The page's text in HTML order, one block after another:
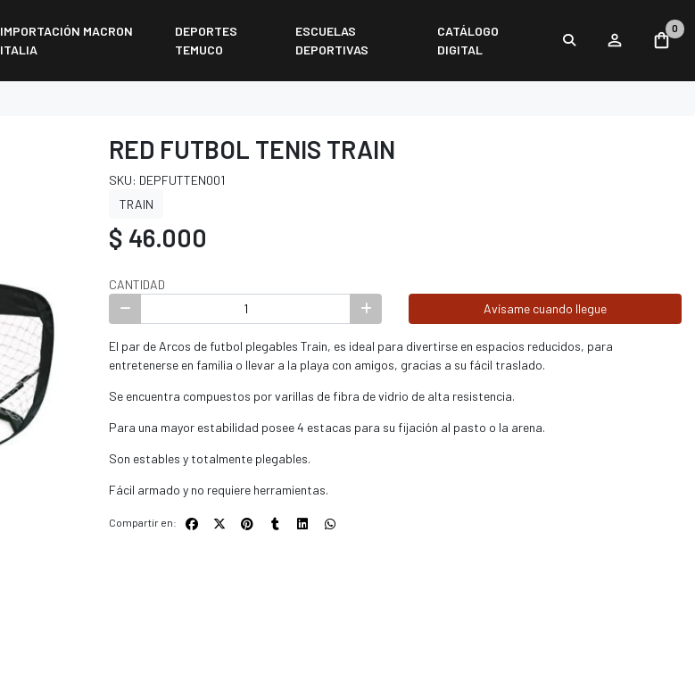
IMPORTACIÓN MACRON
ITALIA
DEPORTES
TEMUCO
ESCUELAS
DEPORTIVAS
CATÁLOGO
DIGITAL
0
RED FUTBOL TENIS TRAIN
SKU: DEPFUTTEN001
TRAIN
$ 46.000
CANTIDAD
Avísame cuando llegue
El par de Arcos de futbol plegables Train, es ideal para divertirse en espacios reducidos, para
entretenerse en familia o llevar a la playa con amigos, gracias a su fácil traslado.
Se encuentra compuestos por varillas de fibra de vidrio de alta resistencia.
Para una mayor estabilidad posee 4 estacas para su fijación al pasto o la arena.
Son estables y totalmente plegables.
Fácil armado y no requiere herramientas.
Compartir en: